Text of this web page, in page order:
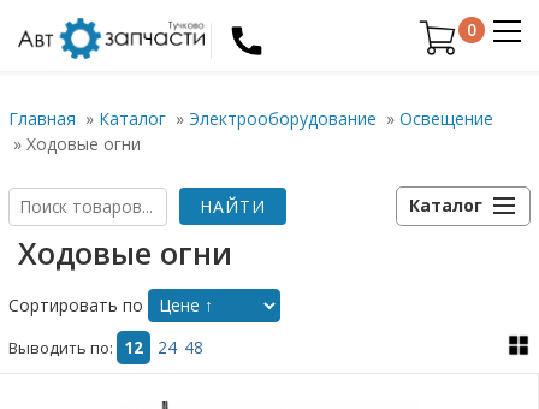
0
Главная » Каталог »Электрооборудование »Освещение
»Ходовые огни
Каталог
Ходовые огни
Сортировать по
Выводить по:
12 24 48